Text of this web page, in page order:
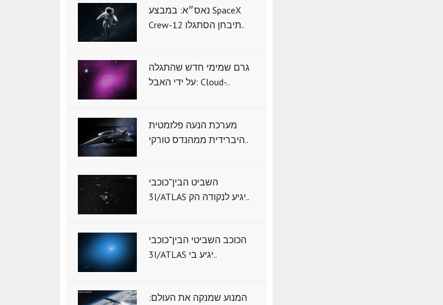
נאס״א: במבצע SpaceX
Crew-12 תיבחן הסתגלו..
גרם שמימי חדש שהתגלה
על ידי האבל: Cloud-..
מערכת הנעה פלזמטית
היברידית ממהנדס טורקי..
השביט הבין־כוכבי
3I/ATLAS יגיע לנקודה הק..
הכוכב השביטי הבין־כוכבי
3I/ATLAS יגיע בי..
המנוע שמנקה את העולם: